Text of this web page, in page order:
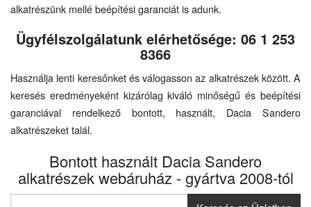
alkatrészünk mellé beépítési garanciát is adunk.
Ügyfélszolgálatunk elérhetősége: 06 1 253
8366
Használja lenti keresőnket és válogasson az alkatrészek között. A
keresés eredményeként kizárólag kiváló minőségű és beépítési
garanciával rendelkező bontott, használt, Dacia Sandero
alkatrészeket talál.
Bontott használt Dacia Sandero
alkatrészek webáruház - gyártva 2008-tól